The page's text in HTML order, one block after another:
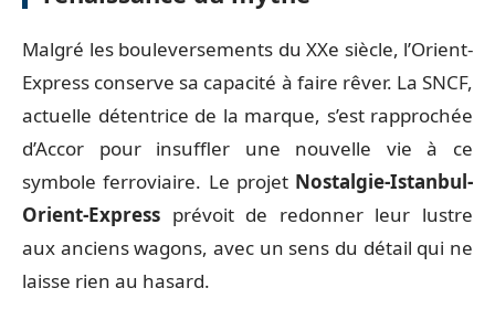
Malgré les bouleversements du XXe siècle, l’Orient-
Express conserve sa capacité à faire rêver. La SNCF,
actuelle détentrice de la marque, s’est rapprochée
d’Accor pour insuffler une nouvelle vie à ce
symbole ferroviaire. Le projet Nostalgie-Istanbul-
Orient-Express prévoit de redonner leur lustre
aux anciens wagons, avec un sens du détail qui ne
laisse rien au hasard.